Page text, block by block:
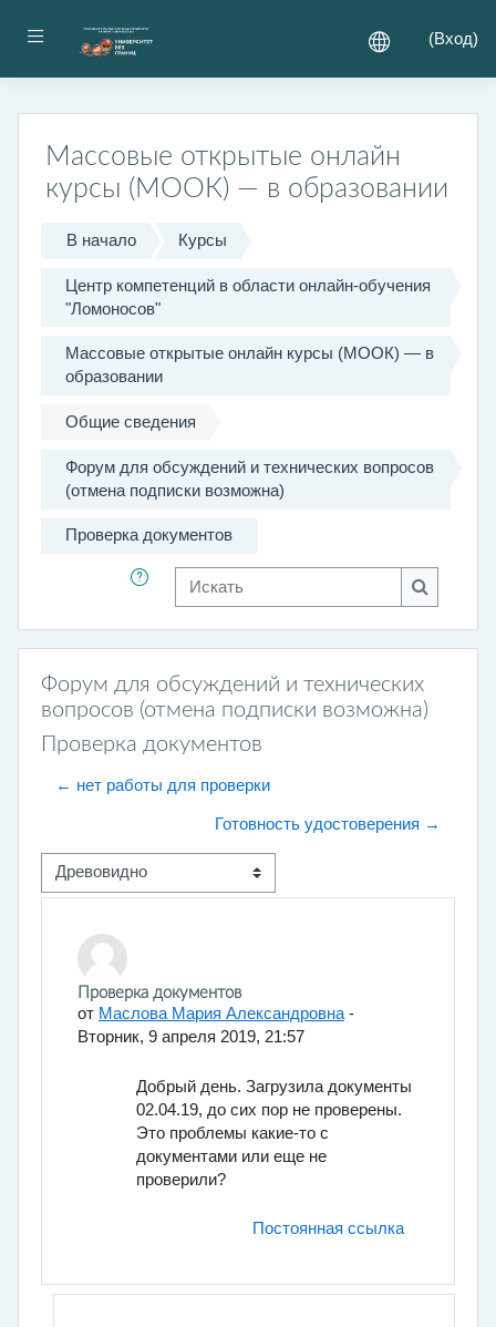
Боковая панель (Вход)
Массовые открытые онлайн
курсы (МООК) — в образовании
В начало Курсы
Центр компетенций в области онлайн-обучения
"Ломоносов"
Массовые открытые онлайн курсы (МООК) — в
образовании
Общие сведения
Форум для обсуждений и технических вопросов
(отмена подписки возможна)
Проверка документов
Искать
Искать
Форум для обсуждений и технических
вопросов (отмена подписки возможна)
Проверка документов
← нет работы для проверки
Готовность удостоверения →
Режим отображения
Проверка документов
от Маслова Мария Александровна -
Вторник, 9 апреля 2019, 21:57
Количество ответов: 2
Добрый день. Загрузила документы
02.04.19, до сих пор не проверены.
Это проблемы какие-то с
документами или еще не
проверили?
Постоянная ссылка